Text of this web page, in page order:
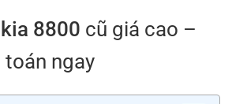
8800 cũ giá cao –
toán ngay